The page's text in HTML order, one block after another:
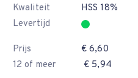
Kwaliteit
HSS 18%
Levertijd
Prijs
€ 6,60
12 of meer
€ 5,94